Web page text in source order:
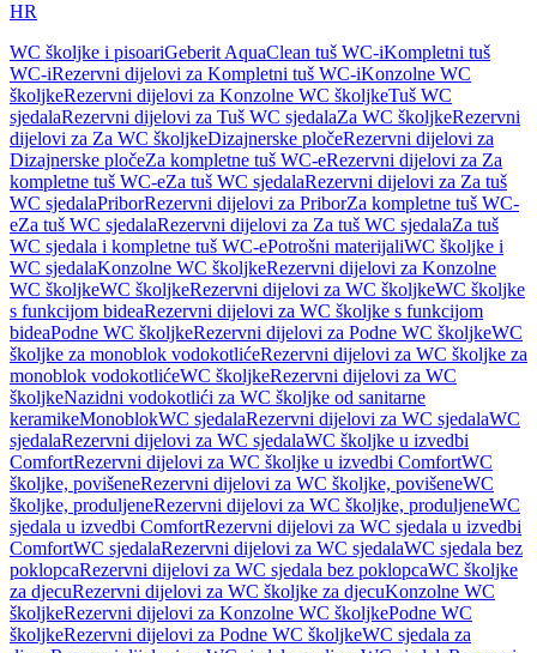
HR
WC školjke i pisoariGeberit AquaClean tuš WC-iKompletni tuš
WC-iRezervni dijelovi za Kompletni tuš WC-iKonzolne WC
školjkeRezervni dijelovi za Konzolne WC školjkeTuš WC
sjedalaRezervni dijelovi za Tuš WC sjedalaZa WC školjkeRezervni
dijelovi za Za WC školjkeDizajnerske pločeRezervni dijelovi za
Dizajnerske pločeZa kompletne tuš WC-eRezervni dijelovi za Za
kompletne tuš WC-eZa tuš WC sjedalaRezervni dijelovi za Za tuš
WC sjedalaPriborRezervni dijelovi za PriborZa kompletne tuš WC-
eZa tuš WC sjedalaRezervni dijelovi za Za tuš WC sjedalaZa tuš
WC sjedala i kompletne tuš WC-ePotrošni materijaliWC školjke i
WC sjedalaKonzolne WC školjkeRezervni dijelovi za Konzolne
WC školjkeWC školjkeRezervni dijelovi za WC školjkeWC školjke
s funkcijom bideaRezervni dijelovi za WC školjke s funkcijom
bideaPodne WC školjkeRezervni dijelovi za Podne WC školjkeWC
školjke za monoblok vodokotlićeRezervni dijelovi za WC školjke za
monoblok vodokotlićeWC školjkeRezervni dijelovi za WC
školjkeNazidni vodokotlići za WC školjke od sanitarne
keramikeMonoblokWC sjedalaRezervni dijelovi za WC sjedalaWC
sjedalaRezervni dijelovi za WC sjedalaWC školjke u izvedbi
ComfortRezervni dijelovi za WC školjke u izvedbi ComfortWC
školjke, povišeneRezervni dijelovi za WC školjke, povišeneWC
školjke, produljeneRezervni dijelovi za WC školjke, produljeneWC
sjedala u izvedbi ComfortRezervni dijelovi za WC sjedala u izvedbi
ComfortWC sjedalaRezervni dijelovi za WC sjedalaWC sjedala bez
poklopcaRezervni dijelovi za WC sjedala bez poklopcaWC školjke
za djecuRezervni dijelovi za WC školjke za djecuKonzolne WC
školjkeRezervni dijelovi za Konzolne WC školjkePodne WC
školjkeRezervni dijelovi za Podne WC školjkeWC sjedala za